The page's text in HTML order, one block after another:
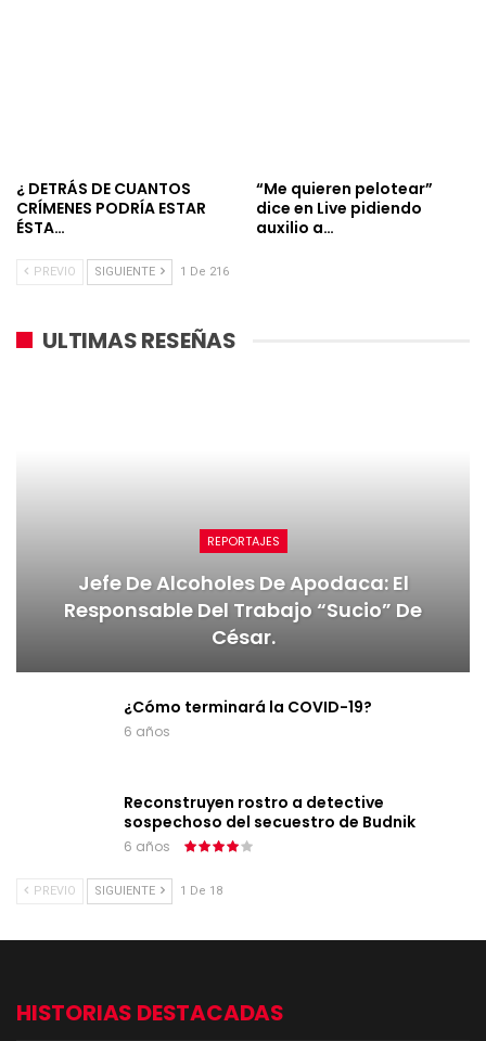
¿ DETRÁS DE CUANTOS
CRÍMENES PODRÍA ESTAR
ÉSTA…
“Me quieren pelotear”
dice en Live pidiendo
auxilio a…
PREVIO SIGUIENTE 1 De 216
ULTIMAS RESEÑAS
REPORTAJES
Jefe De Alcoholes De Apodaca: El
Responsable Del Trabajo “sucio” De
César.
¿Cómo terminará la COVID-19?
6 años
Reconstruyen rostro a detective
sospechoso del secuestro de Budnik
6 años
PREVIO SIGUIENTE 1 De 18
HISTORIAS DESTACADAS